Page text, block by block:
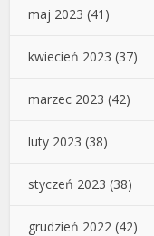
maj 2023 (41)
kwiecień 2023 (37)
marzec 2023 (42)
luty 2023 (38)
styczeń 2023 (38)
grudzień 2022 (42)